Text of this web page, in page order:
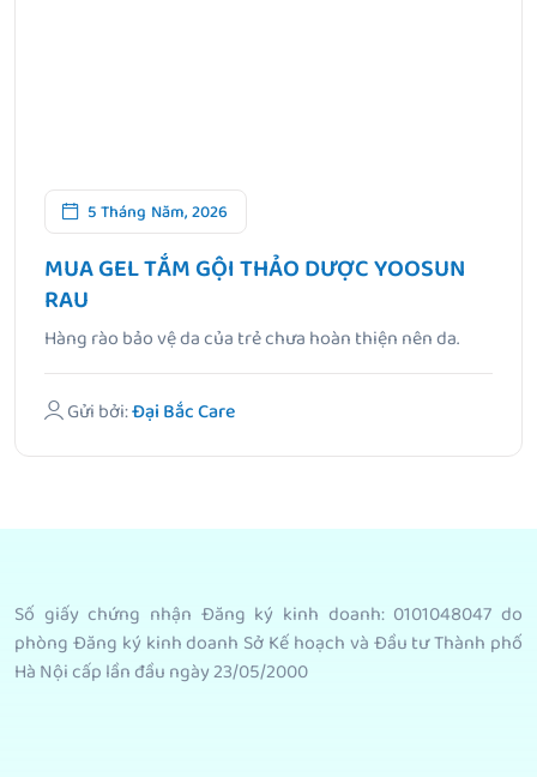
5 Tháng Năm, 2026
MUA GEL TẮM GỘI THẢO DƯỢC YOOSUN
RAU
Hàng rào bảo vệ da của trẻ chưa hoàn thiện nên da.
Gửi bởi:Đại Bắc Care
Số giấy chứng nhận Đăng ký kinh doanh: 0101048047 do
phòng Đăng ký kinh doanh Sở Kế hoạch và Đầu tư Thành phố
Hà Nội cấp lần đầu ngày 23/05/2000